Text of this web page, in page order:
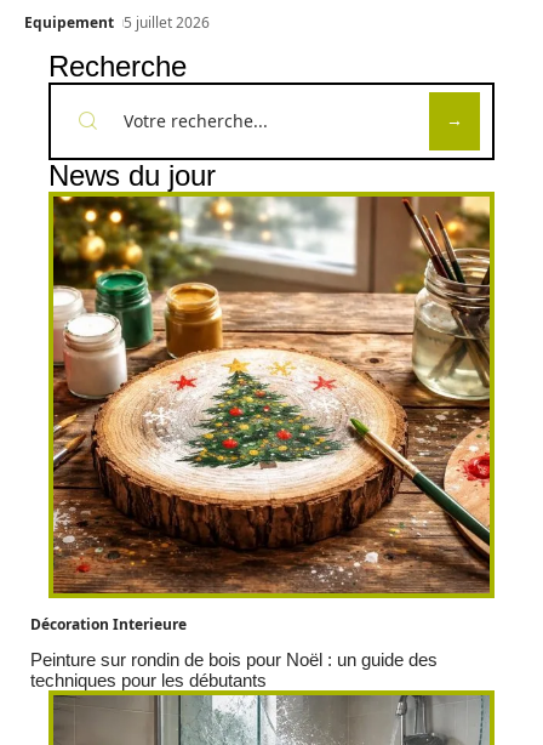
Equipement 5 juillet 2026
Recherche
News du jour
Décoration Interieure
Peinture sur rondin de bois pour Noël : un guide des
techniques pour les débutants